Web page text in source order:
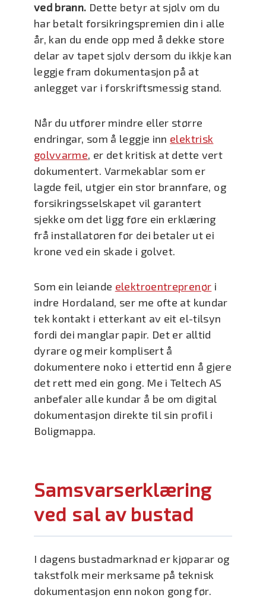
ved brann. Dette betyr at sjølv om du
har betalt forsikringspremien din i alle
år, kan du ende opp med å dekke store
delar av tapet sjølv dersom du ikkje kan
leggje fram dokumentasjon på at
anlegget var i forskriftsmessig stand.
Når du utfører mindre eller større
endringar, som å leggje inn elektrisk
golvvarme, er det kritisk at dette vert
dokumentert. Varmekablar som er
lagde feil, utgjer ein stor brannfare, og
forsikringsselskapet vil garantert
sjekke om det ligg føre ein erklæring
frå installatøren før dei betaler ut ei
krone ved ein skade i golvet.
Som ein leiande elektroentreprenør i
indre Hordaland, ser me ofte at kundar
tek kontakt i etterkant av eit el-tilsyn
fordi dei manglar papir. Det er alltid
dyrare og meir komplisert å
dokumentere noko i ettertid enn å gjere
det rett med ein gong. Me i Teltech AS
anbefaler alle kundar å be om digital
dokumentasjon direkte til sin profil i
Boligmappa.
Samsvarserklæring
ved sal av bustad
I dagens bustadmarknad er kjøparar og
takstfolk meir merksame på teknisk
dokumentasjon enn nokon gong før.